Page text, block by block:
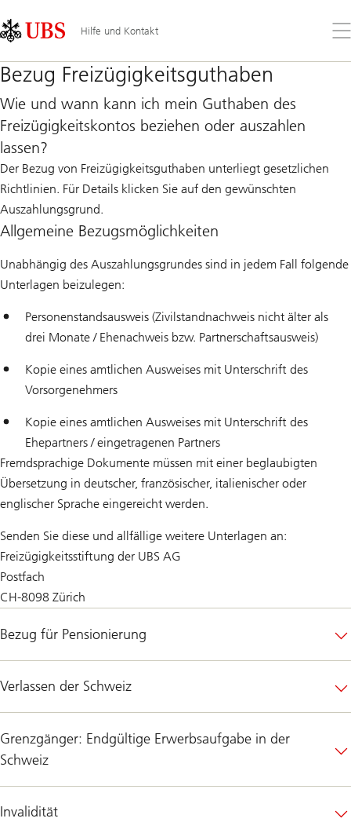
Links
Area
Hilfe und Kontakt
Sie
Bezug Freizügigkeitsguthaben
Wie und wann kann ich mein Guthaben des
Freizügigkeitskontos beziehen oder auszahlen
lassen?
Der Bezug von Freizügigkeitsguthaben unterliegt gesetzlichen
Richtlinien. Für Details klicken Sie auf den gewünschten
Auszahlungsgrund.
Allgemeine Bezugsmöglichkeiten
Unabhängig des Auszahlungsgrundes sind in jedem Fall folgende
Unterlagen beizulegen:
Personenstandsausweis (Zivilstandnachweis nicht älter als
drei Monate / Ehenachweis bzw. Partnerschaftsausweis)
Kopie eines amtlichen Ausweises mit Unterschrift des
Vorsorgenehmers
Kopie eines amtlichen Ausweises mit Unterschrift des
Ehepartners / eingetragenen Partners
Fremdsprachige Dokumente müssen mit einer beglaubigten
Übersetzung in deutscher, französischer, italienischer oder
englischer Sprache eingereicht werden.
Senden Sie diese und allfällige weitere Unterlagen an:
Freizügigkeitsstiftung der UBS AG
Postfach
CH-8098 Zürich
Bezug für Pensionierung
Verlassen der Schweiz
Grenzgänger: Endgültige Erwerbsaufgabe in der
Schweiz
Invalidität